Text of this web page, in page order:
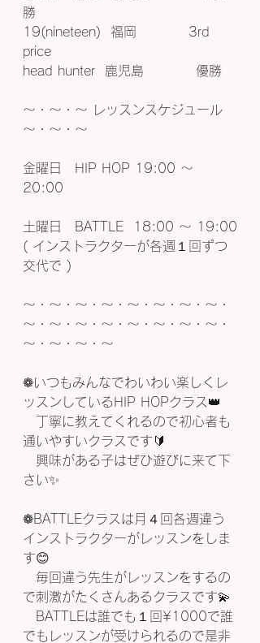
勝
19(nineteen)  福岡　　　　3rd
price
head hunter  鹿児島　　　　優勝
〜・〜・〜 レッスンスケジュール
〜・〜・〜
金曜日　HIP HOP 19:00 〜
20:00
土曜日　BATTLE  18:00 〜 19:00
( インストラクターが各週１回ずつ
交代で )
〜・〜・〜・〜・〜・〜・〜・〜・
〜・〜・〜・〜・〜・〜・〜・〜・
〜・〜・〜・〜
❁いつもみんなでわいわい楽しくレ
ッスンしているHIP HOPクラス👑
丁寧に教えてくれるので初心者も
通いやすいクラスです🔰
興味がある子はぜひ遊びに来て下
さい✨
❁BATTLEクラスは月４回各週違う
インストラクターがレッスンをしま
す😊
毎回違う先生がレッスンをするの
で刺激がたくさんあるクラスです💫
BATTLEは誰でも１回¥1000で誰
でもレッスンが受けられるので是非